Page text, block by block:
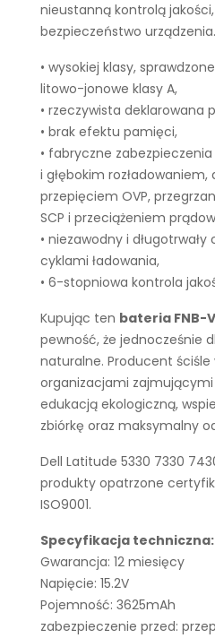
nieustanną kontrolą
bezpieczeństwo urządzenia.
• wysokiej klasy,
litowo-jonowe klasy A,
• rzeczywista deklarowana
• brak efektu pamięci,
• fabryczne
i głębokim rozładowaniem,
przepięciem OVP,
SCP i przeciążeniem
• niezawodny i
cyklami ładowania,
• 6-stopniowa kontrola
Kupując ten bateria FNB-
pewność, że jednocześnie
naturalne. Producent ściśle
organizacjami
edukacją ekologiczną,
zbiórkę oraz maksymalny
Dell Latitude 5330 7330
produkty opatrzone
ISO9001.
Specyfikacja techniczna:
Gwarancja: 12 miesięcy
Napięcie: 15.2V
Pojemność: 3625mAh
zabezpieczenie przed: